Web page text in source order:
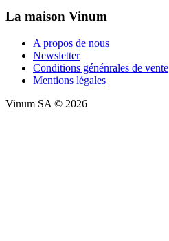
La maison Vinum
A propos de nous
Newsletter
Conditions génénrales de vente
Mentions légales
Vinum SA © 2026